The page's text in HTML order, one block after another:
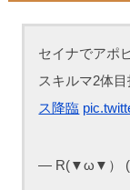
セイナでアポ
スキルマ2体
ス降臨
— R(▼ω▼）